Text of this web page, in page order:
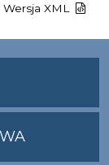
Wersja XML